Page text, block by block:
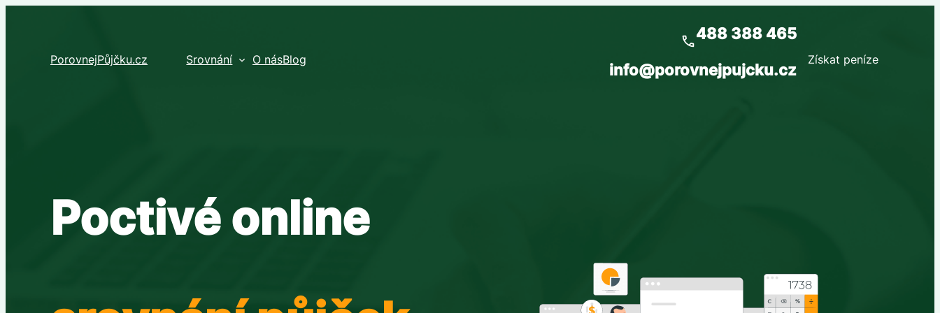
PorovnejPůjčku.cz
Srovnání O násBlog
488 388 465
info@porovnejpujcku.cz
Získat peníze
Poctivé online